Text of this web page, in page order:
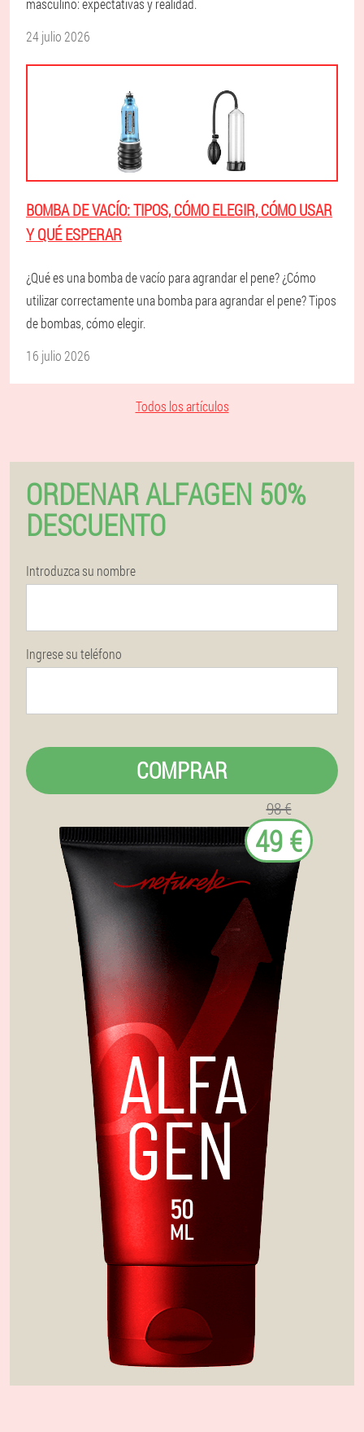
masculino: expectativas y realidad.
24 julio 2026
BOMBA DE VACÍO: TIPOS, CÓMO ELEGIR, CÓMO USAR
Y QUÉ ESPERAR
¿Qué es una bomba de vacío para agrandar el pene? ¿Cómo
utilizar correctamente una bomba para agrandar el pene? Tipos
de bombas, cómo elegir.
16 julio 2026
Todos los artículos
ORDENAR ALFAGEN 50%
DESCUENTO
Introduzca su nombre
Ingrese su teléfono
COMPRAR
98 €
49 €